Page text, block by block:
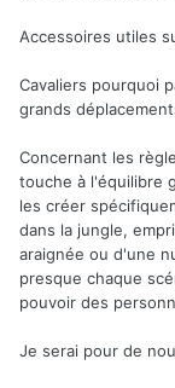
Accessoires utiles
Cavaliers pourquoi
grands
Concernant les
touche à l'équilibre
les créer
dans la jungle,
araignée ou d'une
presque chaque
pouvoir des
Je serai pour de